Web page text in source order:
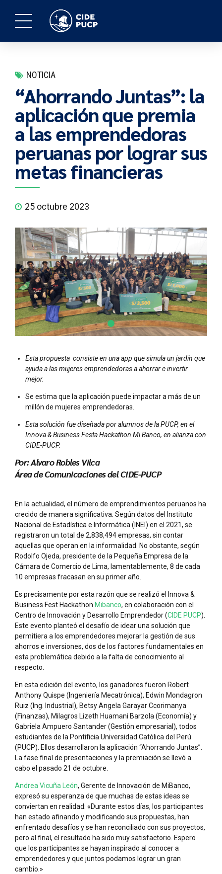
NOTICIA
“Ahorrando Juntas”: la
aplicación que premia
a las emprendedoras
peruanas por lograr sus
metas financieras
25 octubre 2023
Esta propuesta consiste en una app que simula un jardín que
ayuda a las mujeres emprendedoras a ahorrar e invertir
mejor.
Se estima que la aplicación puede impactar a más de un
millón de mujeres emprendedoras.
Esta solución fue diseñada por alumnos de la PUCP, en el
Innova & Business Festa Hackathon Mi Banco, en alianza con
CIDE-PUCP.
Por: Alvaro Robles Vilca
Área de Comunicaciones del CIDE-PUCP
En la actualidad, el número de emprendimientos peruanos ha
crecido de manera significativa. Según datos del Instituto
Nacional de Estadística e Informática (INEI) en el 2021, se
registraron un total de 2,838,494 empresas, sin contar
aquellas que operan en la informalidad. No obstante, según
Rodolfo Ojeda, presidente de la Pequeña Empresa de la
Cámara de Comercio de Lima, lamentablemente, 8 de cada
10 empresas fracasan en su primer año.
Es precisamente por esta razón que se realizó el Innova &
Business Fest Hackathon Mibanco, en colaboración con el
Centro de Innovación y Desarrollo Emprendedor (CIDE PUCP).
Este evento planteó el desafío de idear una solución que
permitiera a los emprendedores mejorar la gestión de sus
ahorros e inversiones, dos de los factores fundamentales en
esta problemática debido a la falta de conocimiento al
respecto.
En esta edición del evento, los ganadores fueron Robert
Anthony Quispe (Ingeniería Mecatrónica), Edwin Mondagron
Ruiz (Ing. Industrial), Betsy Angela Garayar Ccorimanya
(Finanzas), Milagros Lizeth Huamani Barzola (Economía) y
Gabriela Ampuero Santander (Gestión empresarial), todos
estudiantes de la Pontificia Universidad Católica del Perú
(PUCP). Ellos desarrollaron la aplicación “Ahorrando Juntas”.
La fase final de presentaciones y la premiación se llevó a
cabo el pasado 21 de octubre.
Andrea Vicuña León, Gerente de Innovación de MiBanco,
expresó su esperanza de que muchas de estas ideas se
conviertan en realidad: «Durante estos días, los participantes
han estado afinando y modificando sus propuestas, han
enfrentado desafíos y se han reconciliado con sus proyectos,
pero al final, el resultado ha sido muy satisfactorio. Espero
que los participantes se hayan inspirado al conocer a
emprendedores y que juntos podamos lograr un gran
cambio.»